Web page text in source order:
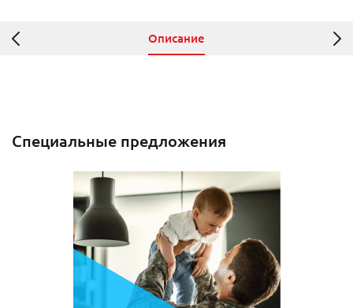
Описание
Специальные предложения